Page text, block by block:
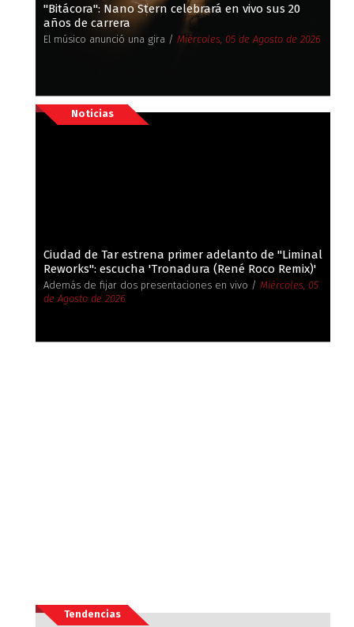
''Bitácora'': Nano Stern celebrará en vivo sus 20
años de carrera
El músico anunció una gira / Miércoles, 05 de Agosto de 2026
Noticias
Ciudad de Tar estrena primer adelanto de ''Liminal
Reworks'': escucha 'Tronadura (René Roco Remix)'
Además de fijar dos presentaciones en vivo / Miércoles, 05
de Agosto de 2026
Tendencias